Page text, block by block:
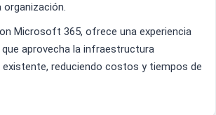
organización.
Microsoft 365, ofrece una experiencia
que aprovecha la infraestructura
reduciendo costos y tiempos de